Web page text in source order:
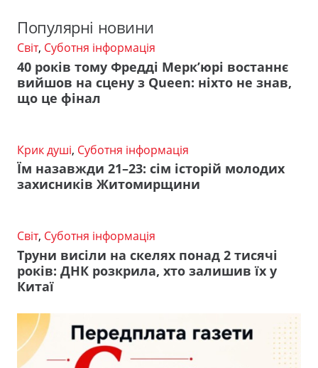
Популярні новини
Світ, Суботня інформація
40 років тому Фредді Мерк’юрі востаннє
вийшов на сцену з Queen: ніхто не знав,
що це фінал
Крик душі, Суботня інформація
Їм назавжди 21–23: сім історій молодих
захисників Житомирщини
Світ, Суботня інформація
Труни висіли на скелях понад 2 тисячі
років: ДНК розкрила, хто залишив їх у
Китаї